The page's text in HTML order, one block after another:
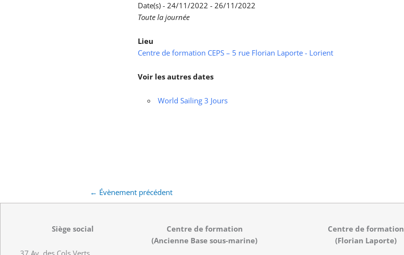
Date(s) - 24/11/2022 - 26/11/2022
Toute la journée
Lieu
Centre de formation CEPS – 5 rue Florian Laporte - Lorient
Voir les autres dates
World Sailing 3 Jours
← Évènement précédent
Siège social
Centre de formation
(Ancienne Base sous-marine)
Centre de formation
(Florian Laporte)